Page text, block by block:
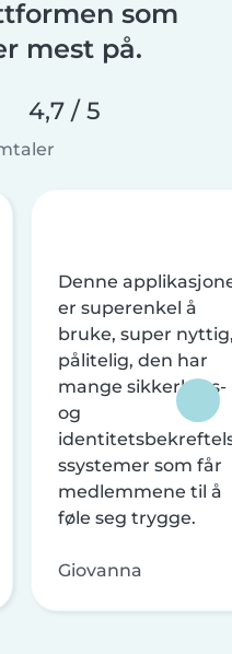
som
mest på.
4,7 / 5
Denne
er superenkel å
bruke, super
pålitelig, den har
mange sikkerhets-
og
ssystemer som får
medlemmene til å
føle seg trygge.
Giovanna